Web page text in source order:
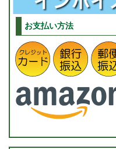
お支払い方法